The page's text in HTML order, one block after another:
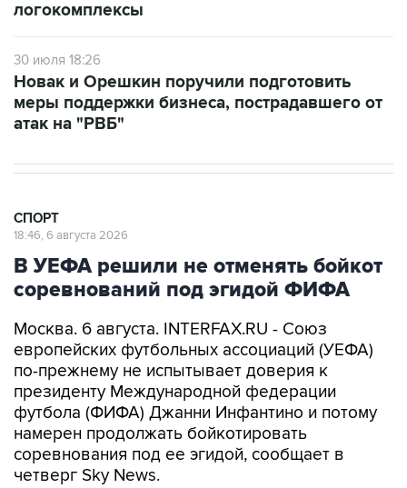
логокомплексы
30 июля 18:26
Новак и Орешкин поручили подготовить
меры поддержки бизнеса, пострадавшего от
атак на "РВБ"
СПОРТ
18:46, 6 августа 2026
В УЕФА решили не отменять бойкот
соревнований под эгидой ФИФА
Москва. 6 августа. INTERFAX.RU - Союз
европейских футбольных ассоциаций (УЕФА)
по-прежнему не испытывает доверия к
президенту Международной федерации
футбола (ФИФА) Джанни Инфантино и потому
намерен продолжать бойкотировать
соревнования под ее эгидой, сообщает в
четверг Sky News.